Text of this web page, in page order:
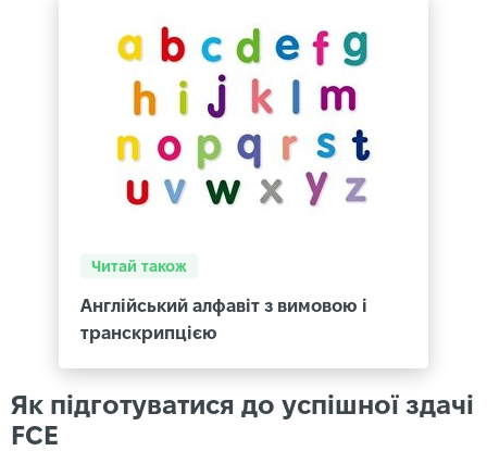
Читай також
Англійський алфавіт з вимовою і
транскрипцією
Як підготуватися до успішної здачі
FCE